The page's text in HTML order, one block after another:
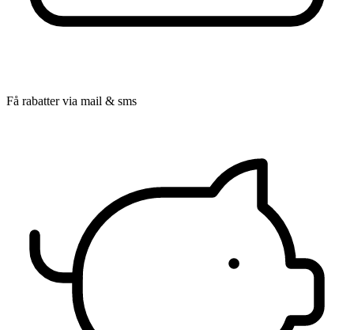
Få rabatter via mail & sms